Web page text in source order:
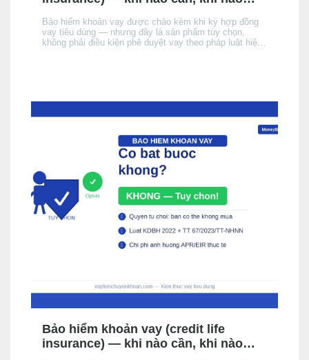
Bảo hiểm khoản vay được chào kèm khi ký hợp đồng
vay tiêu dùng — nhưng đây là sản phẩm tùy chọn,
không phải điều kiện phê duyệt vay theo pháp luật hiện
Bảo hiểm khoản vay (credit life
insurance) — khi nào cần, khi nào